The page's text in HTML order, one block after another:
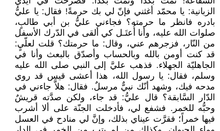
الزبانية: يا محمّد أغثني فإنّ لي بك حرمةً! فقال: يا عليُّ
بادره فانظر ما حرمته؟ فجاءني عليُّ بن أبي طالبٍ،
صلوات الله عليه، وأنا أُعتَـل كي ألقى في الدّرك الأسفل
من النّار، فزجرهم عني، وقال: ما حرمتك؟ قلت لعلّيٍ:
قد كنت أومن بالله وبالحساب وأصدّق بالبعث وأنا في
الجاهليّة الجهلاء. فذهب عليَّ إلى النبي صلى الله عليه
وسلم، فقال: يا رسول الله، هذا أعشى قيس قد روي
مدحه فيك، وشهد أنّك نبيٌّ مرسلٌ. فقال: هلاَّ جاءني في
الدّار السَّابقة؟ قال عليُّ: قد جاء، ولكن صدَّته قريشٌ
وحبُّه للخمر. فشفع لي، فأدخلت الجنّة على ألا أشرب
فيها خمراً؛ فقرَّت عيناي بذلك، وإنَّ لي منادح في العسل